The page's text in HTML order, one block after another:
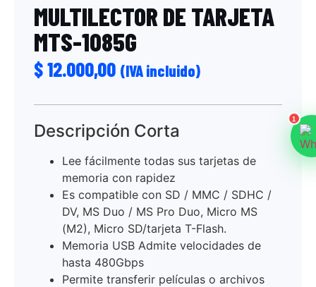
MULTILECTOR DE TARJETA
MTS-1085G
$12.000,00 (IVA incluido)
Descripción Corta
Lee fácilmente todas sus tarjetas de
memoria con rapidez
Es compatible con SD / MMC / SDHC /
DV, MS Duo / MS Pro Duo, Micro MS
(M2), Micro SD/tarjeta T-Flash.
Memoria USB Admite velocidades de
hasta 480Gbps
Permite transferir películas o archivos
1